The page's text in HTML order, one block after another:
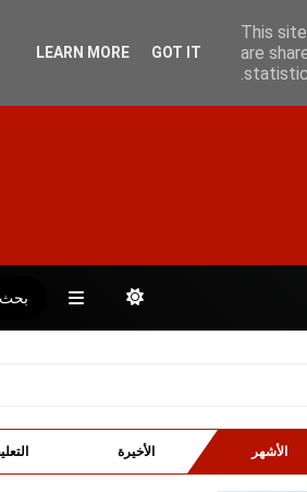
الأشهر الأخيرة
This
are
LEARN MORE GOT IT